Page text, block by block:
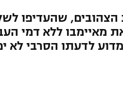
מאיימבו ללא דמי
לדעתו הסרבי לא